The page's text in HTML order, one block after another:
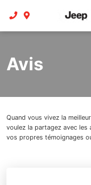
Avis
Quand vous vivez la
voulez la partagez avec
vos propres témoignages